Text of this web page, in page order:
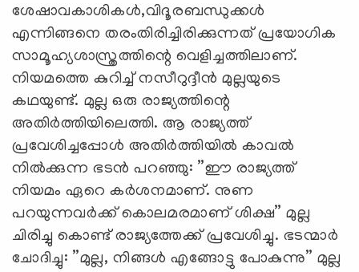
ശേഷാവകാശികള്‍,വിദൂരബന്ധുക്കള്‍
എന്നിങ്ങനെ തരംതിരിച്ചിരിക്കുന്നത് പ്രയോഗിക
സാമൂഹ്യശാസ്ത്രത്തിന്റെ വെളിച്ചത്തിലാണ്.
നിയമത്തെ കുറിച്ച് നസീറുദ്ദീന്‍ മുല്ലയുടെ
കഥയുണ്ട്. മുല്ല ഒരു രാജ്യത്തിന്റെ
അതിര്‍ത്തിയിലെത്തി. ആ രാജ്യത്ത്
പ്രവേശിച്ചപ്പോള്‍ അതിര്‍ത്തിയില്‍ കാവല്‍
നില്‍ക്കുന്ന ഭടന്‍ പറഞ്ഞു: ”ഈ രാജ്യത്ത്
നിയമം ഏറെ കര്‍ശനമാണ്. നുണ
പറയുന്നവര്‍ക്ക് കൊലമരമാണ് ശിക്ഷ” മുല്ല
ചിരിച്ചു കൊണ്ട് രാജ്യത്തേക്ക് പ്രവേശിച്ചു. ഭടന്മാര്‍
ചോദിച്ചു: ”മുല്ല, നിങ്ങള്‍ എങ്ങോട്ടു പോകുന്നു” മുല്ല